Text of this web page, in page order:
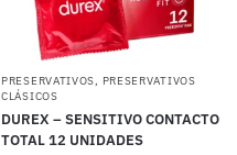
PRESERVATIVOS, PRESERVATIVOS
CLÁSICOS
DUREX – SENSITIVO CONTACTO
TOTAL 12 UNIDADES